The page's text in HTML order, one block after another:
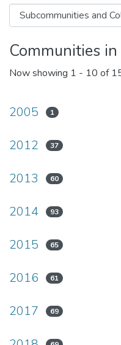
Communities
Now showing 1 - 10 of
2005 1
2012 37
2013 60
2014 93
2015 65
2016 61
2017 69